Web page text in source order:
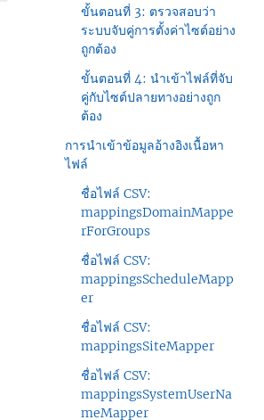
ขั้นตอนที่ 3: ตรวจสอบว่า
ระบบจับคู่การตั้งค่าไซต์อย่าง
ถูกต้อง
ขั้นตอนที่ 4: นำเข้าไฟล์ที่จับ
คู่กับไซต์ปลายทางอย่างถูก
ต้อง
การนำเข้าข้อมูลอ้างอิงเนื้อหา
ไฟล์
ชื่อไฟล์ CSV:
mappingsDomainMappe
rForGroups
ชื่อไฟล์ CSV:
mappingsScheduleMapp
er
ชื่อไฟล์ CSV:
mappingsSiteMapper
ชื่อไฟล์ CSV:
mappingsSystemUserNa
meMapper